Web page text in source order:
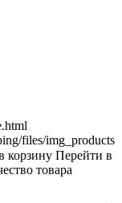
files/img_products
корзину Перейти в
товара